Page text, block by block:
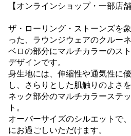
【オンラインショップ・一部店舗
ザ・ローリング・ストーンズを
った、ラウンジウェアのクルー
ベロの部分にマルチカラーのス
デザインです。
身生地には、伸縮性や通気性に
し、さらりとした肌触りのよさ
ネック部分のマルチカラーステ
ト。
オーバーサイズのシルエットで
にお過ごしいただけます。